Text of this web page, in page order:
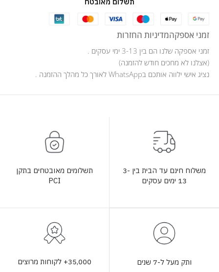
זמני אספקהמדיניות החזרות
זמני אספקה שלנו הם בין 3-13 ימי עסקים .
(אצלנו לא מחכים חודש להזמנה)
נציג אישי ילווה אותכם בWhatsApp לאורך כל מהלך ההזמנה .
משלוח חינם עד הבית בין 3-
13 ימים עסקים
תשלומים מאובטחים בתקן
PCI
ותק מעל ל-7 שנים 35,000+ לקוחות מרוצים